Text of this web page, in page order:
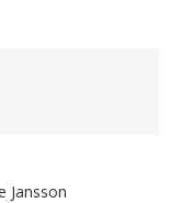
Jansson